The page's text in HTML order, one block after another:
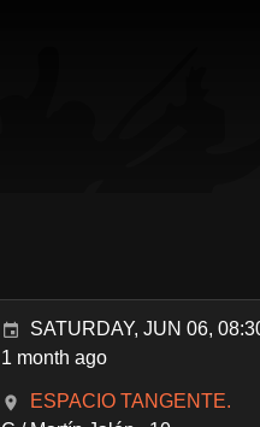
SATURDAY, JUN 06,
1 month ago
ESPACIO TANGENTE.